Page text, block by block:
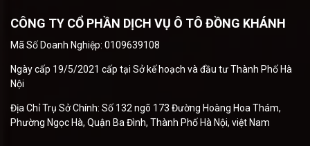
CÔNG TY CỔ PHẦN DỊCH VỤ Ô TÔ ĐỒNG KHÁNH
Mã Số Doanh Nghiệp: 0109639108
Ngày cấp 19/5/2021 cấp tại Sở kế hoạch và đầu tư Thành Phố Hà
Nội
Địa Chỉ Trụ Sở Chính: Số 132 ngõ 173 Đường Hoàng Hoa Thám,
Phường Ngọc Hà, Quận Ba Đình, Thành Phố Hà Nội, việt Nam